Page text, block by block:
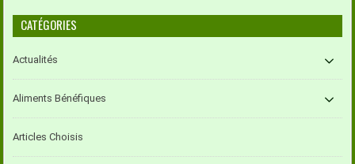
CATÉGORIES
Actualités
Aliments Bénéfiques
Articles Choisis